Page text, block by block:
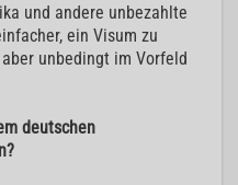
und andere unbezahlte
ein Visum zu
unbedingt im Vorfeld
deutschen